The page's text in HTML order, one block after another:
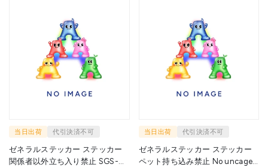
当日出荷 代引決済不可
ゼネラルステッカー ステッカー
関係者以外立ち入り禁止 SGS-
当日出荷 代引決済不可
ゼネラルステッカー ステッカー
ペット持ち込み禁止 No uncaged